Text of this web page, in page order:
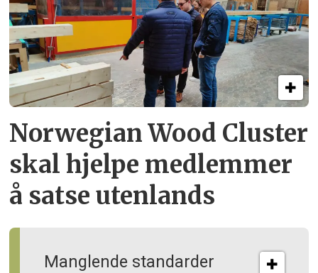
Norwegian Wood Cluster
skal hjelpe medlemmer
å satse utenlands
Manglende standarder